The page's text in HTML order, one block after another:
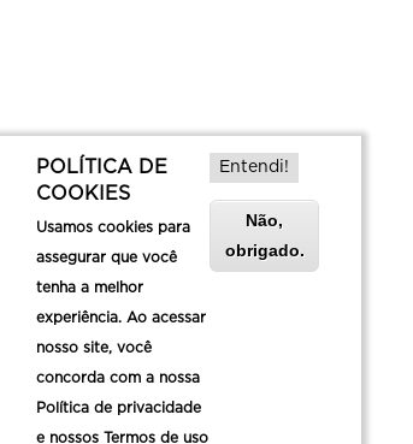
Sobre a Belotur
POLÍTICA DE
COOKIES
Usamos cookies para
assegurar que você
tenha a melhor
experiência. Ao acessar
nosso site, você
concorda com a nossa
Política de privacidade
e nossos Termos de uso
Entendi!
Não,
obrigado.